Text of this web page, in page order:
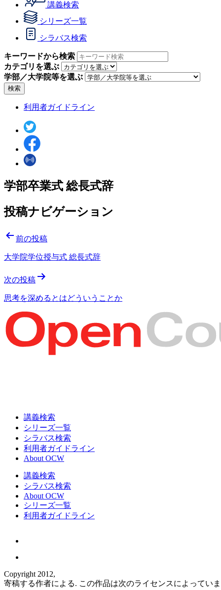
講義検索
シリーズ一覧
シラバス検索
キーワードから検索
カテゴリを選ぶ
学部／大学院等を選ぶ
検索
利用者ガイドライン
学部卒業式 総長式辞
投稿ナビゲーション
前の投稿
大学院学位授与式 総長式辞
次の投稿
思考を深めるとはどういうことか
講義検索
シリーズ一覧
シラバス検索
利用者ガイドライン
About OCW
講義検索
シラバス検索
About OCW
シリーズ一覧
利用者ガイドライン
Copyright 2012,
寄稿する作者による. この作品は次のライセンスによってい